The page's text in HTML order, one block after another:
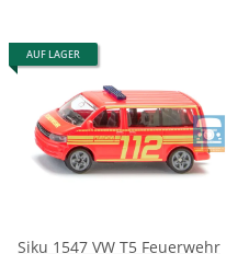
AUF LAGER
Siku 1547 VW T5 Feuerwehr